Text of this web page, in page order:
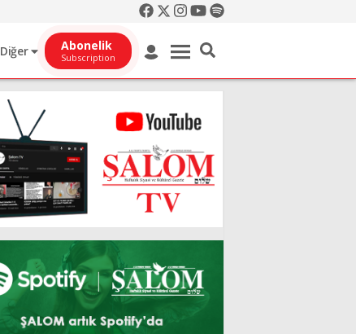
Diğer Abonelik
Subscription